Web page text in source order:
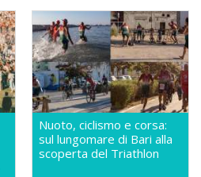
Nuoto, ciclismo e corsa:
sul lungomare di Bari alla
scoperta del Triathlon